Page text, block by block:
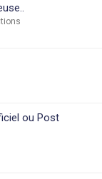
ou Post